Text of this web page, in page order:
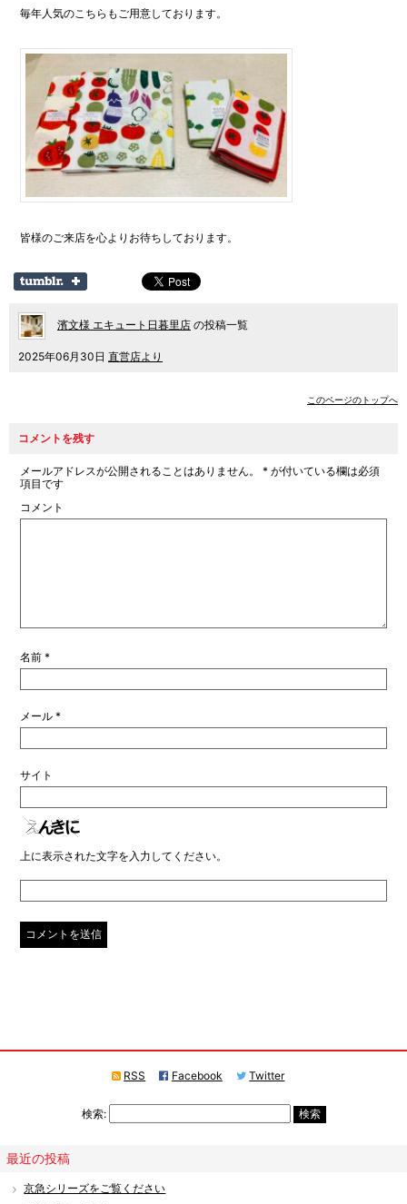
毎年人気のこちらもご用意しております。
皆様のご来店を心よりお待ちしております。
濱文様 エキュート日暮里店 の投稿一覧
2025年06月30日 直営店より
このページのトップへ
コメントを残す
メールアドレスが公開されることはありません。 * が付いている欄は必須
項目です
コメント
名前 *
メール *
サイト
上に表示された文字を入力してください。
RSS Facebook Twitter
検索:
最近の投稿
京急シリーズをご覧ください